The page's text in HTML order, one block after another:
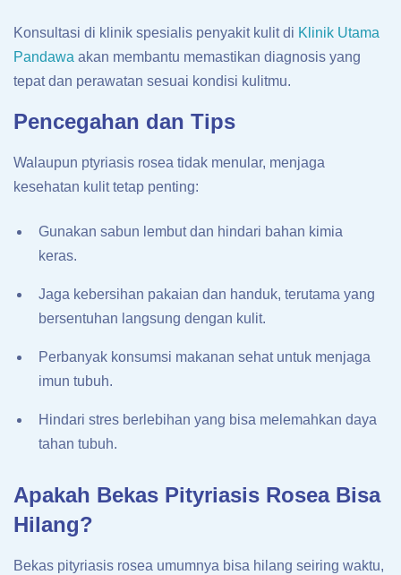
Konsultasi di klinik spesialis penyakit kulit di Klinik Utama
Pandawa akan membantu memastikan diagnosis yang
tepat dan perawatan sesuai kondisi kulitmu.
Pencegahan dan Tips
Walaupun ptyriasis rosea tidak menular, menjaga
kesehatan kulit tetap penting:
Gunakan sabun lembut dan hindari bahan kimia
keras.
Jaga kebersihan pakaian dan handuk, terutama yang
bersentuhan langsung dengan kulit.
Perbanyak konsumsi makanan sehat untuk menjaga
imun tubuh.
Hindari stres berlebihan yang bisa melemahkan daya
tahan tubuh.
Apakah Bekas Pityriasis Rosea Bisa
Hilang?
Bekas pityriasis rosea umumnya bisa hilang seiring waktu,